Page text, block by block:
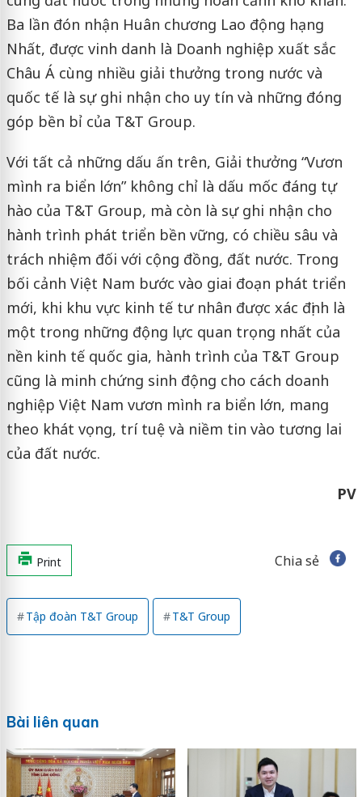
Ba lần đón nhận Huân chương Lao động hạng
Nhất, được vinh danh là Doanh nghiệp xuất sắc
Châu Á cùng nhiều giải thưởng trong nước và
quốc tế là sự ghi nhận cho uy tín và những đóng
góp bền bỉ của T&T Group.
Với tất cả những dấu ấn trên, Giải thưởng “Vươn
mình ra biển lớn” không chỉ là dấu mốc đáng tự
hào của T&T Group, mà còn là sự ghi nhận cho
hành trình phát triển bền vững, có chiều sâu và
trách nhiệm đối với cộng đồng, đất nước. Trong
bối cảnh Việt Nam bước vào giai đoạn phát triển
mới, khi khu vực kinh tế tư nhân được xác định là
một trong những động lực quan trọng nhất của
nền kinh tế quốc gia, hành trình của T&T Group
cũng là minh chứng sinh động cho cách doanh
nghiệp Việt Nam vươn mình ra biển lớn, mang
theo khát vọng, trí tuệ và niềm tin vào tương lai
của đất nước.
PV
Print Chia sẻ
Tập đoàn T&T Group T&T Group
Bài liên quan